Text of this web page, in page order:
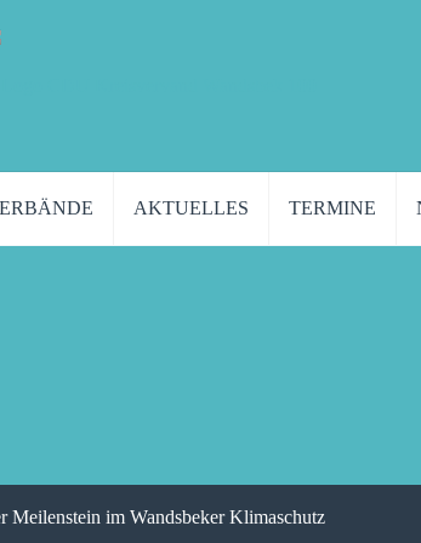
AKTUELLES TERMINE
im Wandsbeker Klimaschutz